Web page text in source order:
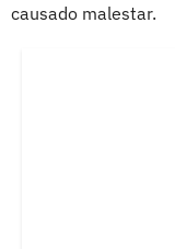
causado malestar.